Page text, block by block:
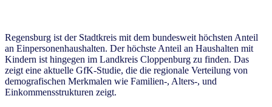
Regensburg ist der Stadtkreis mit dem bundesweit höchsten Anteil
an Einpersonenhaushalten. Der höchste Anteil an Haushalten mit
Kindern ist hingegen im Landkreis Cloppenburg zu finden. Das
zeigt eine aktuelle GfK-Studie, die die regionale Verteilung von
demografischen Merkmalen wie Familien-, Alters-, und
Einkommensstrukturen zeigt.